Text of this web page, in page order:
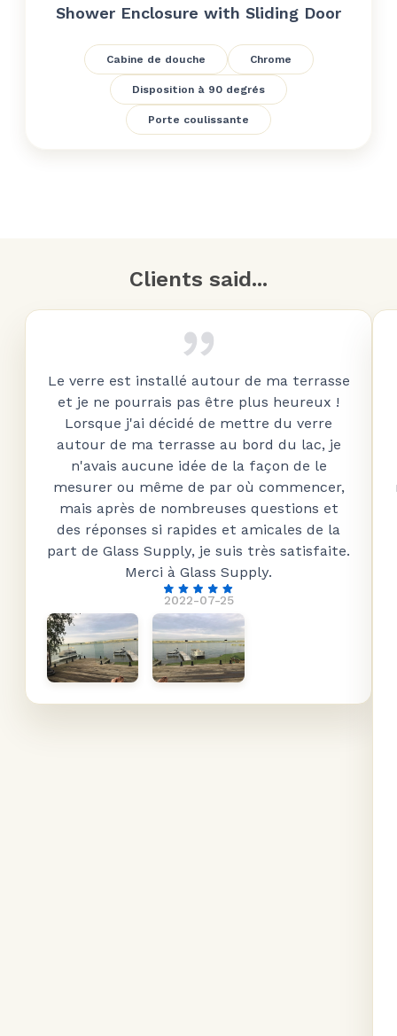
Shower Enclosure with Sliding Door
Cabine de douche Chrome
Disposition à 90 degrés
Porte coulissante
Clients said...
2022-07-25
Le verre est installé autour de ma terrasse
et je ne pourrais pas être plus heureux !
Lorsque j'ai décidé de mettre du verre
autour de ma terrasse au bord du lac, je
n'avais aucune idée de la façon de le
mesurer ou même de par où commencer,
mais après de nombreuses questions et
des réponses si rapides et amicales de la
part de Glass Supply, je suis très satisfaite.
Merci à Glass Supply.